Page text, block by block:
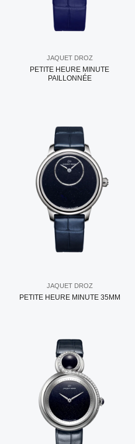
JAQUET DROZ
PETITE HEURE MINUTE
PAILLONNÉE
JAQUET DROZ
PETITE HEURE MINUTE 35MM